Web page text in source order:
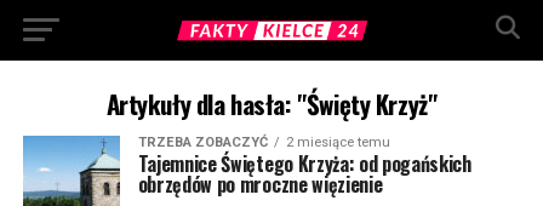
Artykuły dla hasła: "Święty Krzyż"
TRZEBA ZOBACZYĆ 2 miesiące temu
Tajemnice Świętego Krzyża: od pogańskich
obrzędów po mroczne więzienie